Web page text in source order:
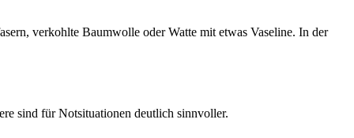
verkohlte Baumwolle oder Watte mit etwas Vaseline. In der
sind für Notsituationen deutlich sinnvoller.